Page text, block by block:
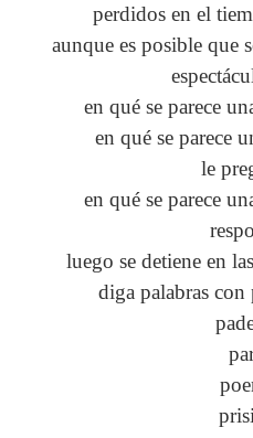
perdidos en el
aunque es posible que
en qué se parece
en qué se parece
le
en qué se parece
luego se detiene en
diga palabras